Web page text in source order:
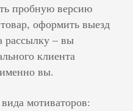
пробную версию
оформить выезд
рассылку – вы
клиента
вы.
мотиваторов: